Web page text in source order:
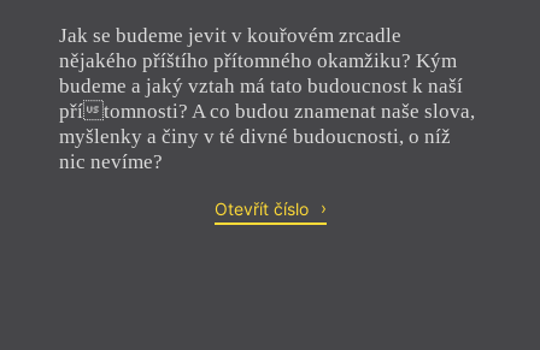
Jak se budeme jevit v kouřovém zrcadle
nějakého příštího přítomného okamžiku? Kým
budeme a jaký vztah má tato budoucnost k naší
přítomnosti? A co budou znamenat naše slova,
myšlenky a činy v té divné budoucnosti, o níž
nic nevíme?
Otevřít číslo